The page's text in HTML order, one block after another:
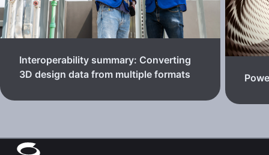
Interoperability summary: Converting
3D design data from multiple formats